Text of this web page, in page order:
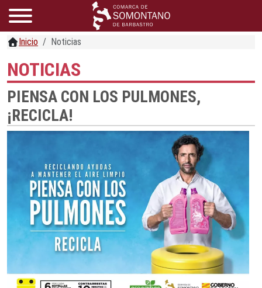
Inicio Noticias
NOTICIAS
PIENSA CON LOS PULMONES,
¡RECICLA!